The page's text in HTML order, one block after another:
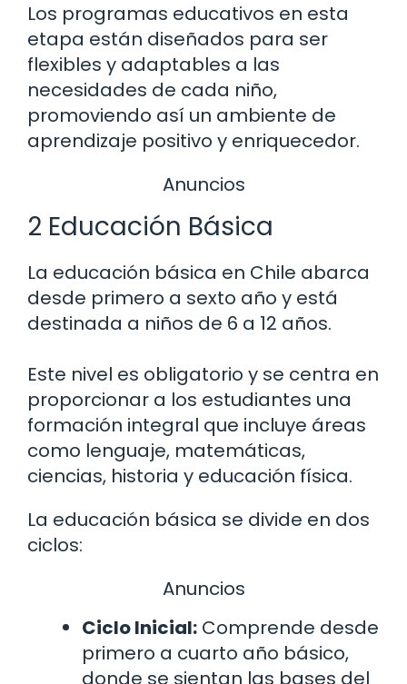
Los programas educativos en esta
etapa están diseñados para ser
flexibles y adaptables a las
necesidades de cada niño,
promoviendo así un ambiente de
aprendizaje positivo y enriquecedor.
Anuncios
2 Educación Básica
La educación básica en Chile abarca
desde primero a sexto año y está
destinada a niños de 6 a 12 años.
Este nivel es obligatorio y se centra en
proporcionar a los estudiantes una
formación integral que incluye áreas
como lenguaje, matemáticas,
ciencias, historia y educación física.
La educación básica se divide en dos
ciclos:
Anuncios
Ciclo Inicial: Comprende desde
primero a cuarto año básico,
donde se sientan las bases del